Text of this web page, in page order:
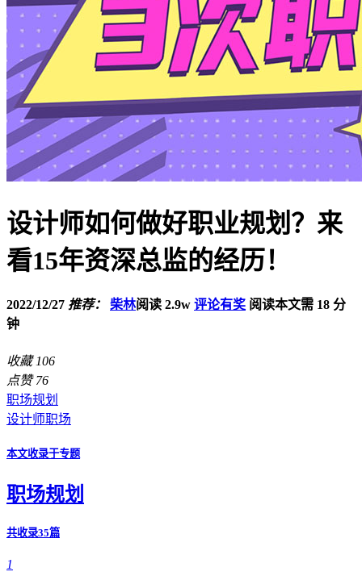
设计师如何做好职业规划？来
看15年资深总监的经历！
2022/12/27 推荐： 柴林阅读 2.9w 评论有奖 阅读本文需 18 分
钟
收藏 106
点赞 76
职场规划
设计师职场
本文收录于专题
职场规划
共收录35篇
1